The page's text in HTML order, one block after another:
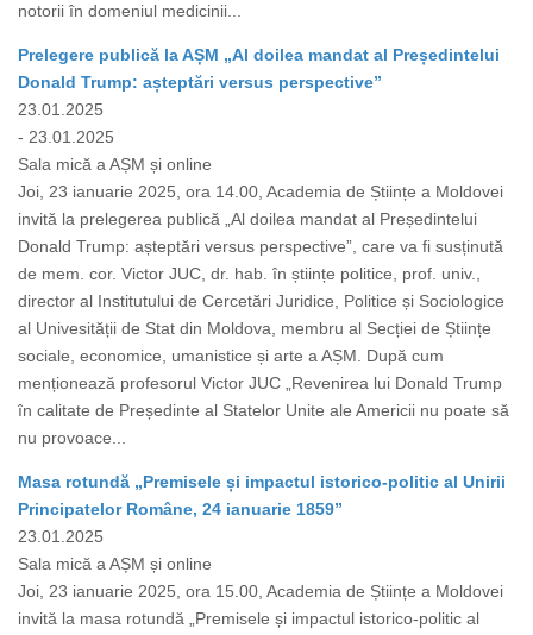
notorii în domeniul medicinii...
Prelegere publică la AȘM „Al doilea mandat al Președintelui
Donald Trump: așteptări versus perspective”
23.01.2025
- 23.01.2025
Sala mică a AȘM și online
Joi, 23 ianuarie 2025, ora 14.00, Academia de Științe a Moldovei
invită la prelegerea publică „Al doilea mandat al Președintelui
Donald Trump: așteptări versus perspective”, care va fi susținută
de mem. cor. Victor JUC, dr. hab. în științe politice, prof. univ.,
director al Institutului de Cercetări Juridice, Politice și Sociologice
al Univesității de Stat din Moldova, membru al Secției de Științe
sociale, economice, umanistice și arte a AȘM. După cum
menționează profesorul Victor JUC „Revenirea lui Donald Trump
în calitate de Președinte al Statelor Unite ale Americii nu poate să
nu provoace...
Masa rotundă „Premisele și impactul istorico-politic al Unirii
Principatelor Române, 24 ianuarie 1859”
23.01.2025
Sala mică a AȘM și online
Joi, 23 ianuarie 2025, ora 15.00, Academia de Științe a Moldovei
invită la masa rotundă „Premisele și impactul istorico-politic al